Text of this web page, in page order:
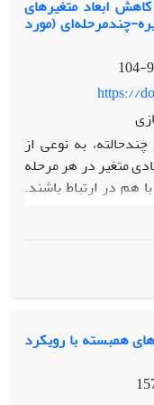
وابستگی توزیع
پرداخته می­‌شود.
این مقاله
چندوضعیته دارای
ابعاد متغیرهای
چندمرحله‌‌ای (مورد
https://
به نوعی از
متغیر در هر مرحله
هم در ارتباط باشند.
انتخاب، کاهش و
پیچیده تولیدی
انجام شود.
از نوع کاربردی و
یادگیری ماشین و
استفاده شده است.
یک مطالعه موردی
اسلب‌های فولادی در
همبسته با رویکرد